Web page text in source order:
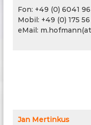
Fon: +49 (0) 6041
Mobil: +49 (0) 175
eMail:
Jan Mertinkus